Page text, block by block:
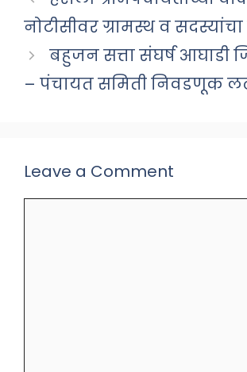
नोटीसीवर ग्रामस्थ व सदस्यांचा
बहुजन सत्ता संघर्ष आघाडी
– पंचायत समिती निवडणूक
Leave a Comment